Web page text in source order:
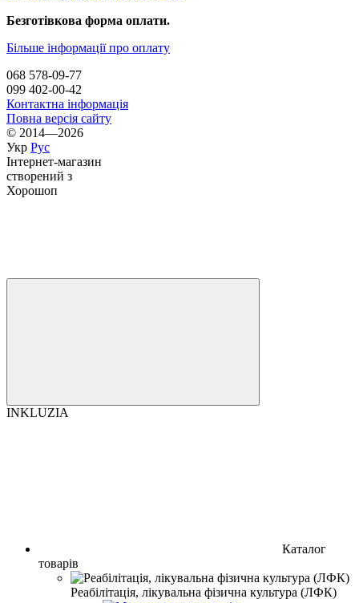
Безготівкова форма оплати.
Більше інформації про оплату
068 578-09-77
099 402-00-42
Контактна інформація
Повна версія сайту
© 2014—2026
Укр Рус
Інтернет-магазин
створений з
Хорошоп
INKLUZIA
Каталог
товарів
Реабілітація, лікувальна фізична культура (ЛФК)